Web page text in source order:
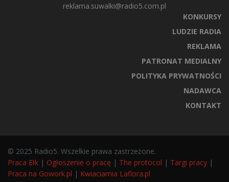
reklama.suwalki@radio5.com.pl
KONKURSY
LUDZIE RADIA
REKLAMA
PATRONAT MEDIALNY
POLITYKA PRYWATNOŚCI
NADAWCA
KONTAKT
© 2025 Radio5. Wszelkie prawa zastrzeżone.
Praca Ełk | Ogłoszenie o pracę | The protocol | Targi pracy |
Praca na Gowork.pl | Kwiaciarnia Laflora.pl